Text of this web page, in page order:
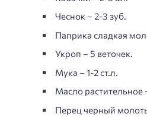
Чеснок – 2-3 зуб.
Паприка сладкая
Укроп – 5 веточек.
Мука – 1-2 ст.л.
Масло растительное
Перец черный